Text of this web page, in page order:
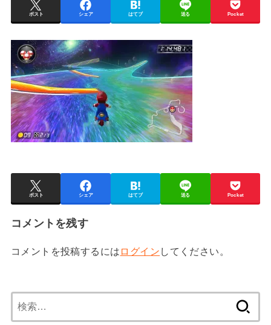
ポスト シェア はてブ 送る Pocket
ポスト シェア はてブ 送る Pocket
コメントを残す
コメントを投稿するには ログイン してください。
索: